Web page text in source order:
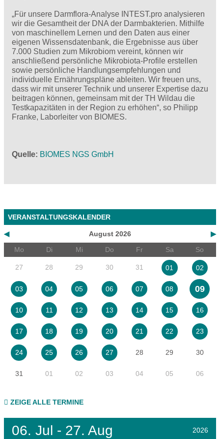
„Für unsere Darmflora-Analyse INTEST.pro analysieren
wir die Gesamtheit der DNA der Darmbakterien. Mithilfe
von maschinellem Lernen und den Daten aus einer
eigenen Wissensdatenbank, die Ergebnisse aus über
7.000 Studien zum Mikrobiom vereint, können wir
anschließend persönliche Mikrobiota-Profile erstellen
sowie persönliche Handlungsempfehlungen und
individuelle Ernährungspläne ableiten. Wir freuen uns,
dass wir mit unserer Technik und unserer Expertise dazu
beitragen können, gemeinsam mit der TH Wildau die
Testkapazitäten in der Region zu erhöhen“, so Philipp
Franke, Laborleiter von BIOMES.­
Quelle BIOMES NGS GmbH
VERANSTALTUNGSKALENDER
◀ ▶
August 2026
Mo
Di Mi Do Fr Sa So
27 28 29 30 31 01 02
03 04 05 06 07 08 09
10 11 12 13 14 15 16
17 18 19 20 21 22 23
24 25 26 27 28 29 30
31 01 02 03 04 05 06
ZEIGE ALLE TERMINE
06. Jul - 27. Aug 2026